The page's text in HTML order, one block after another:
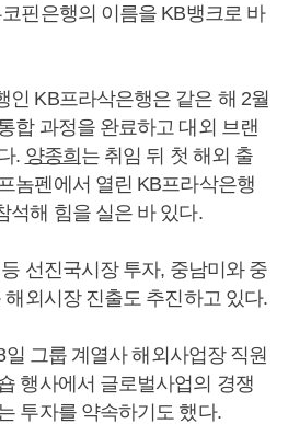
핀은행의 이름을 KB뱅크로 바
인 KB프라삭은행은 같은 해 2월
합 과정을 완료하고 대외 브랜
. 양종희는 취임 뒤 첫 해외 출
놈펜에서 열린 KB프라삭은행
석해 힘을 실은 바 있다.
선진국시장 투자, 중남미와 중
외시장 진출도 추진하고 있다.
일 그룹 계열사 해외사업장 직원
행사에서 글로벌사업의 경쟁
투자를 약속하기도 했다.